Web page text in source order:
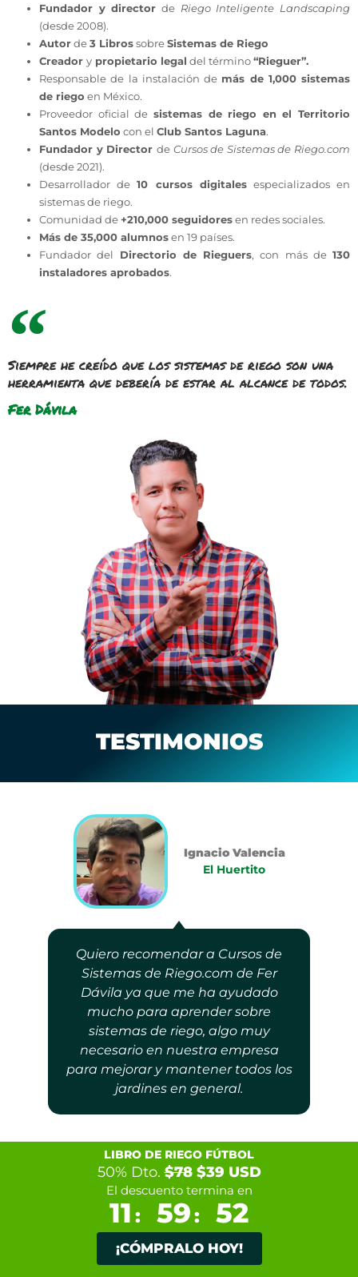
Fundador y director de Riego Inteligente Landscaping
(desde 2008).
Autorde3 LibrossobreSistemas de Riego
Creador y propietario legal del término“Rieguer”.
Responsable de la instalación de más de 1,000 sistemas
de riego en México.
Proveedor oficial de sistemas de riego en el Territorio
Santos Modelo con el Club Santos Laguna.
Fundador y Director de Cursos de Sistemas de Riego.com
(desde 2021).
Desarrollador de10 cursos digitalesespecializados en
sistemas de riego.
Comunidad de+210,000 seguidoresen redes sociales.
Más de 35,000 alumnosen 19 países.
Fundador del Directorio de Rieguers, con más de 130
instaladores aprobados.
Siempre he creído que los sistemas de riego son una
herramienta que debería de estar al alcance de todos.
Fer Dávila
TESTIMONIOS
Quiero recomendar a Cursos de
Sistemas de Riego.com de Fer
Dávila ya que me ha ayudado
mucho para aprender sobre
sistemas de riego, algo muy
necesario en nuestra empresa
para mejorar y mantener todos los
jardines en general.
Ignacio Valencia
El Huertito
Karina Ortiz
Kyyap Garden
Design
LIBRO DE RIEGO FÚTBOL
50% Dto.$78 $39 USD
El descuento termina en
11 : 59 : 51
¡CÓMPRALO HOY!